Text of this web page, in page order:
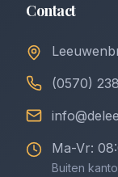
Contact
(0570)
Ma-Vr:
Buiten